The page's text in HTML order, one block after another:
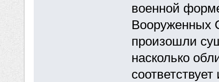
военной
Вооруженных
произошли
насколько